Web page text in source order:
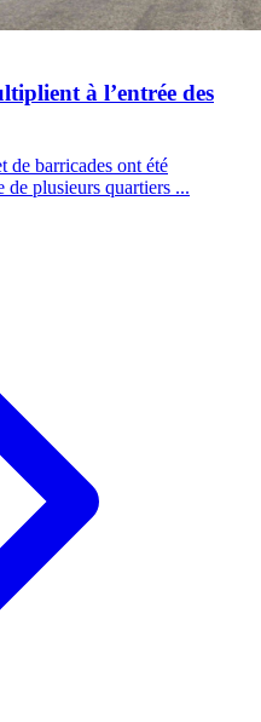
à l’entrée des
de barricades ont été
de plusieurs quartiers ...